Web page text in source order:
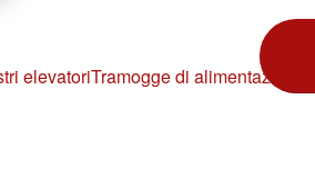
elevatoriTramogge di alimentazione